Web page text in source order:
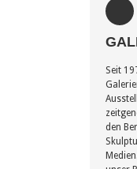
Seit
den